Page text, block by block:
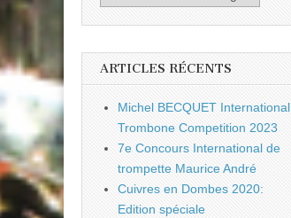
ARTICLES RÉCENTS
Michel BECQUET International
Trombone Competition 2023
7e Concours International de
trompette Maurice André
Cuivres en Dombes 2020:
Edition spéciale